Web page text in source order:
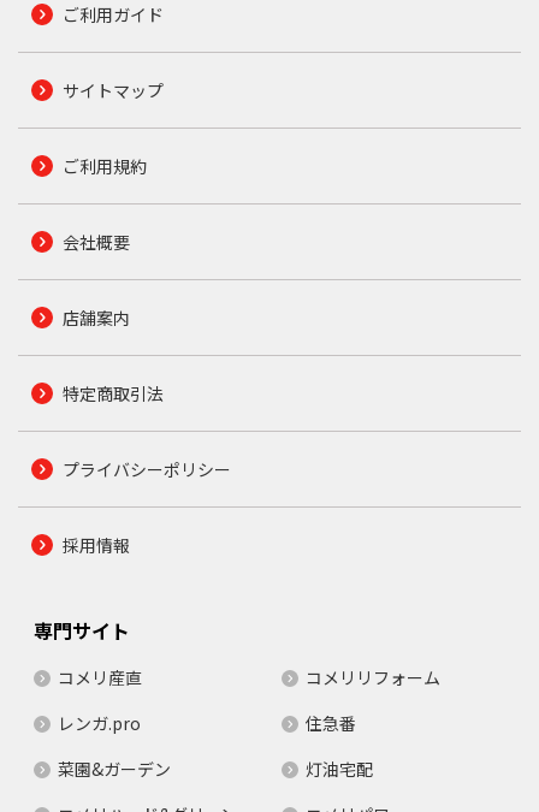
ご利用ガイド
サイトマップ
ご利用規約
会社概要
店舗案内
特定商取引法
プライバシーポリシー
採用情報
専門サイト
コメリ産直
コメリリフォーム
レンガ.pro
住急番
菜園&ガーデン
灯油宅配